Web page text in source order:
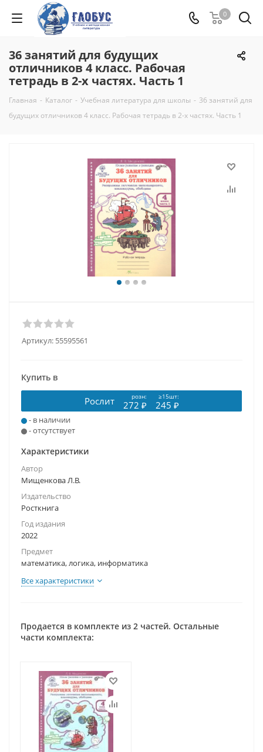
0
36 занятий для будущих
отличников 4 класс. Рабочая
тетрадь в 2-х частях. Часть 1
Главная - Каталог - Учебная литература для школы - 36 занятий для
будущих отличников 4 класс. Рабочая тетрадь в 2-х частях. Часть 1
Артикул: 55595561
Купить в
Рослит розн: ≥15шт:
272 ₽ 245 ₽
- в наличии
- отсутствует
Характеристики
Автор
Мищенкова Л.В.
Издательство
Росткнига
Год издания
2022
Предмет
математика, логика, информатика
Все характеристики
Продается в комплекте из 2 частей. Остальные
части комплекта: